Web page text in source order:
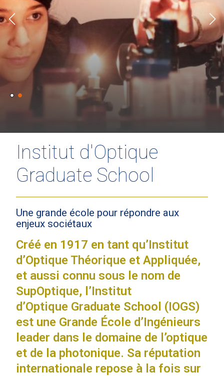
Institut d'Optique
Graduate School
Une grande école pour répondre aux
enjeux sociétaux
Créé en 1917 en tant qu’Institut
d’Optique Théorique et Appliquée,
et aussi connu sous le nom de
SupOptique, l’Institut
d’Optique Graduate School (IOGS)
est une Grande École d’Ingénieurs
leader dans le domaine de l’optique
et de la photonique. Sa réputation
internationale repose à la fois sur